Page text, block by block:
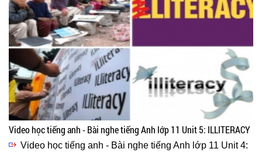
Video học tiếng anh - Bài nghe tiếng Anh lớp 11 Unit 5: ILLITERACY
Video học tiếng anh - Bài nghe tiếng Anh lớp 11 Unit 4: